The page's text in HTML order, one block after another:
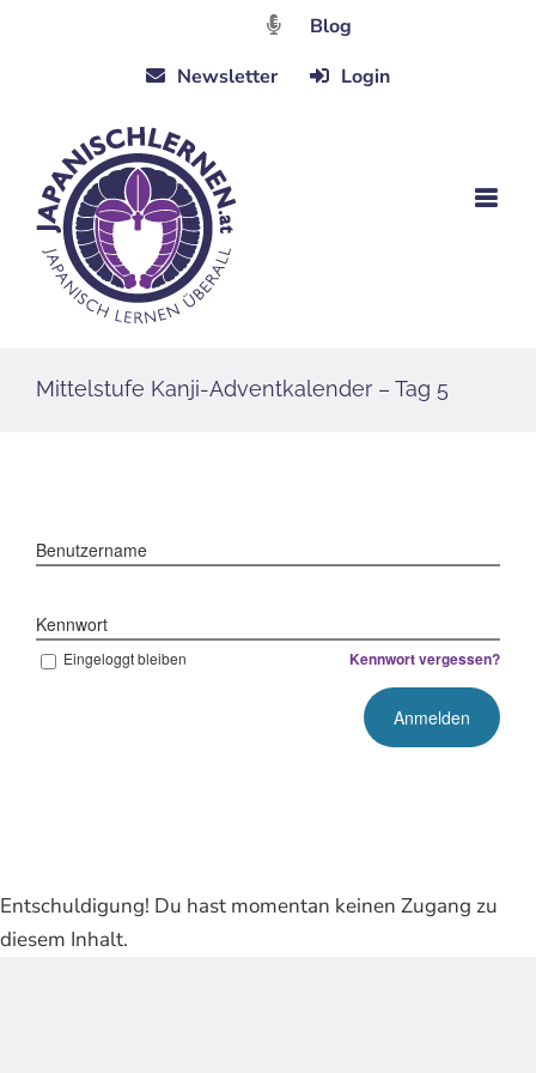
Blog
Newsletter
Login
Mittelstufe Kanji-Adventkalender – Tag 5
Benutzername
Kennwort
Eingeloggt bleiben Kennwort vergessen?
Entschuldigung! Du hast momentan keinen Zugang zu
diesem Inhalt.